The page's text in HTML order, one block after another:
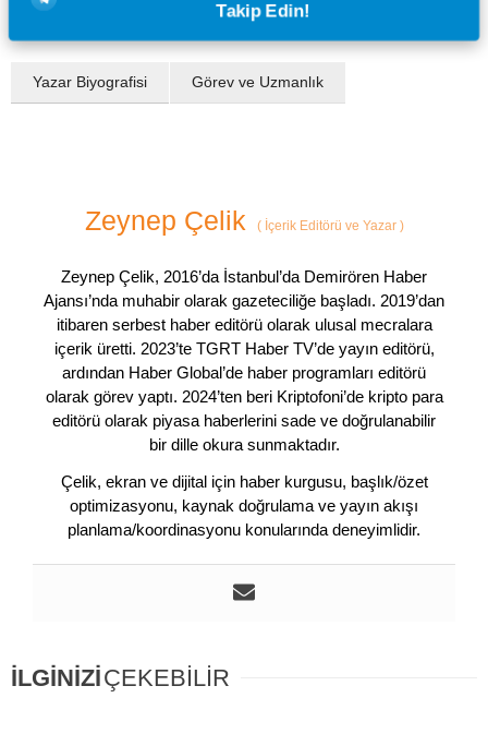
Takip Edin!
Yazar Biyografisi Görev ve Uzmanlık
Zeynep Çelik (İçerik Editörü ve Yazar )
Zeynep Çelik, 2016’da İstanbul’da Demirören Haber
Ajansı’nda muhabir olarak gazeteciliğe başladı. 2019’dan
itibaren serbest haber editörü olarak ulusal mecralara
içerik üretti. 2023’te TGRT Haber TV’de yayın editörü,
ardından Haber Global’de haber programları editörü
olarak görev yaptı. 2024’ten beri Kriptofoni’de kripto para
editörü olarak piyasa haberlerini sade ve doğrulanabilir
bir dille okura sunmaktadır.
Çelik, ekran ve dijital için haber kurgusu, başlık/özet
optimizasyonu, kaynak doğrulama ve yayın akışı
planlama/koordinasyonu konularında deneyimlidir.
İLGİNİZİÇEKEBİLİR